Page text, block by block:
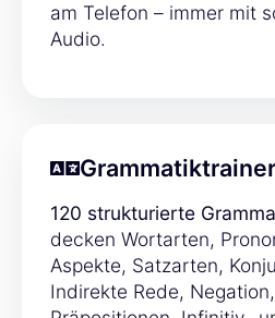
am Telefon – immer mit
Audio.
Grammatiktrainer
120 strukturierte
decken Wortarten,
Aspekte, Satzarten,
Indirekte Rede, Negation,